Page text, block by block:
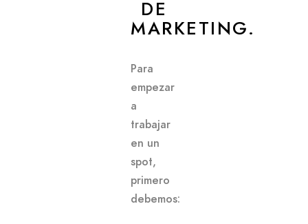
DE
MARKETING.
Para
empezar
a
trabajar
en un
spot,
primero
debemos: